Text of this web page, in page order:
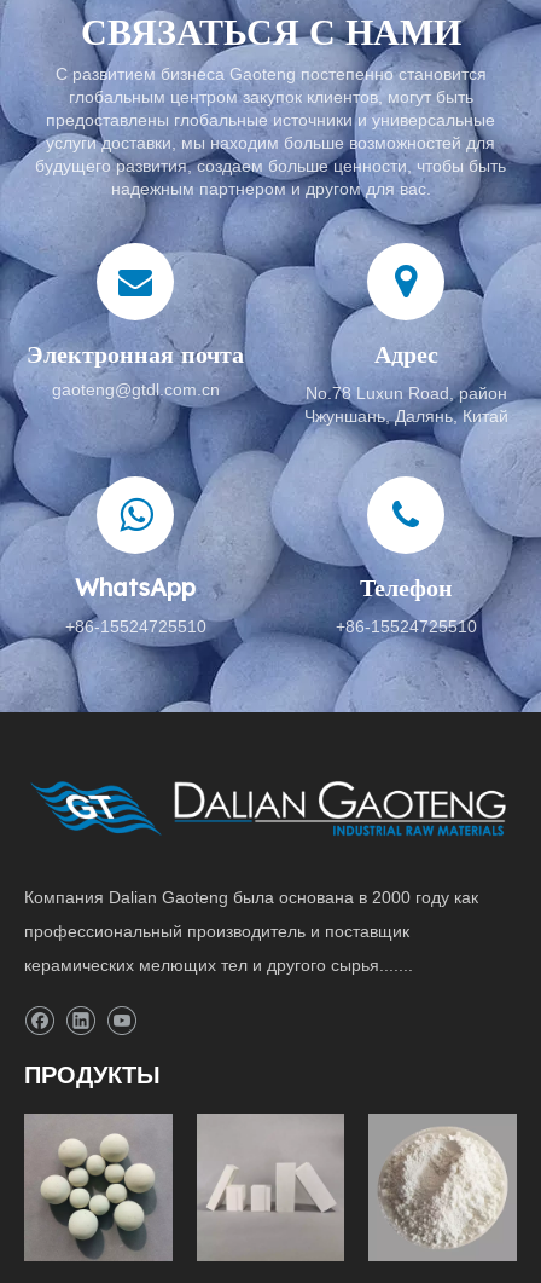
СВЯЗАТЬСЯ С НАМИ
С развитием бизнеса Gaoteng постепенно становится
глобальным центром закупок клиентов, могут быть
предоставлены глобальные источники и универсальные
услуги доставки, мы находим больше возможностей для
будущего развития, создаем больше ценности, чтобы быть
надежным партнером и другом для вас.
Электронная почта
gaoteng@gtdl.com.cn
Адрес
No.78 Luxun Road, район
Чжуншань, Далянь, Китай
WhatsApp
+86-15524725510
Телефон
+86-15524725510
Компания Dalian Gaoteng была основана в 2000 году как
профессиональный производитель и поставщик
керамических мелющих тел и другого сырья.......
ПРОДУКТЫ
Мелющие
шары
Футеровка
шаровой
мельницы
Сырье